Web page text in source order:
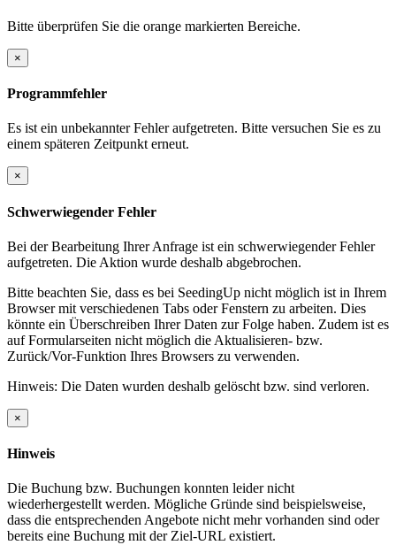
Bitte überprüfen Sie die orange markierten Bereiche.
×
Programmfehler
Es ist ein unbekannter Fehler aufgetreten. Bitte versuchen Sie es zu
einem späteren Zeitpunkt erneut.
×
Schwerwiegender Fehler
Bei der Bearbeitung Ihrer Anfrage ist ein schwerwiegender Fehler
aufgetreten. Die Aktion wurde deshalb abgebrochen.
Bitte beachten Sie, dass es bei SeedingUp nicht möglich ist in Ihrem
Browser mit verschiedenen Tabs oder Fenstern zu arbeiten. Dies
könnte ein Überschreiben Ihrer Daten zur Folge haben. Zudem ist es
auf Formularseiten nicht möglich die Aktualisieren- bzw.
Zurück/Vor-Funktion Ihres Browsers zu verwenden.
Hinweis: Die Daten wurden deshalb gelöscht bzw. sind verloren.
×
Hinweis
Die Buchung bzw. Buchungen konnten leider nicht
wiederhergestellt werden. Mögliche Gründe sind beispielsweise,
dass die entsprechenden Angebote nicht mehr vorhanden sind oder
bereits eine Buchung mit der Ziel-URL existiert.